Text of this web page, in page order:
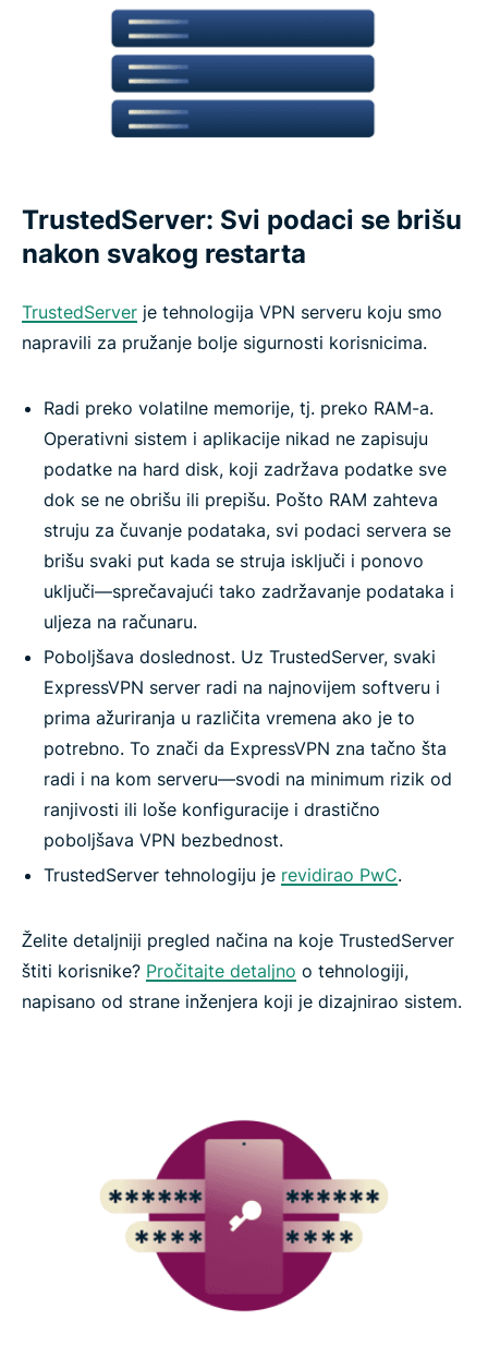
TrustedServer: Svi podaci se brišu
nakon svakog restarta
TrustedServer je tehnologija VPN serveru koju smo
napravili za pružanje bolje sigurnosti korisnicima.
Radi preko volatilne memorije, tj. preko RAM-a.
Operativni sistem i aplikacije nikad ne zapisuju
podatke na hard disk, koji zadržava podatke sve
dok se ne obrišu ili prepišu. Pošto RAM zahteva
struju za čuvanje podataka, svi podaci servera se
brišu svaki put kada se struja isključi i ponovo
uključi—sprečavajući tako zadržavanje podataka i
uljeza na računaru.
Poboljšava doslednost. Uz TrustedServer, svaki
ExpressVPN server radi na najnovijem softveru i
prima ažuriranja u različita vremena ako je to
potrebno. To znači da ExpressVPN zna tačno šta
radi i na kom serveru—svodi na minimum rizik od
ranjivosti ili loše konfiguracije i drastično
poboljšava VPN bezbednost.
TrustedServer tehnologiju je revidirao PwC.
Želite detaljniji pregled načina na koje TrustedServer
štiti korisnike? Pročitajte detaljno o tehnologiji,
napisano od strane inženjera koji je dizajnirao sistem.